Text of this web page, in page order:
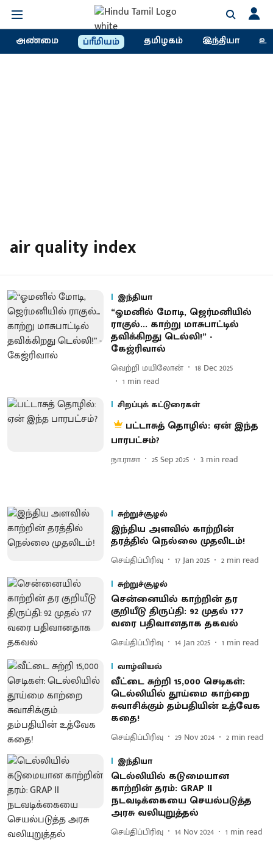
அண்மை ப்ரீமியம் தமிழகம் இந்தியா
air quality index
இந்தியா
“ஓமனில் மோடி, ஜெர்மனியில்
ராகுல்... காற்று மாசுபாட்டில்
தவிக்கிறது டெல்லி!” -
கேஜ்ரிவால்
வெற்றி மயிலோன்
18 Dec 2025
1 min read
சிறப்புக் கட்டுரைகள்
பட்டாசுத் தொழில்: ஏன் இந்த
பாரபட்சம்?
நா.ராசா 25 Sep 2025 3 min read
சுற்றுச்சூழல்
இந்திய அளவில் காற்றின்
தரத்தில் நெல்லை முதலிடம்!
செய்திப்பிரிவு 17 Jan 2025 2 min read
சுற்றுச்சூழல்
சென்னையில் காற்றின் தர
குறியீடு திருப்தி: 92 முதல் 177
வரை பதிவானதாக தகவல்
செய்திப்பிரிவு 14 Jan 2025 1 min read
வாழ்வியல்
வீட்டை சுற்றி 15,000 செடிகள்:
டெல்லியில் தூய்மை காற்றை
சுவாசிக்கும் தம்பதியின் உத்வேக
கதை!
செய்திப்பிரிவு 29 Nov 2024 2 min read
இந்தியா
டெல்லியில் கடுமையான
காற்றின் தரம்: GRAP II
நடவடிக்கையை செயல்படுத்த
அரசு வலியுறுத்தல்
செய்திப்பிரிவு 14 Nov 2024 1 min read